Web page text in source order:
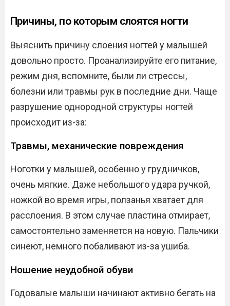
Причины, по которым слоятся ногти
Выяснить причину слоения ногтей у малышей
довольно просто. Проанализируйте его питание,
режим дня, вспомните, были ли стрессы,
болезни или травмы рук в последние дни. Чаще
разрушение однородной структуры ногтей
происходит из-за:
Травмы, механические повреждения
Ноготки у малышей, особенно у грудничков,
очень мягкие. Даже небольшого удара ручкой,
ножкой во время игры, ползанья хватает для
расслоения. В этом случае пластина отмирает,
самостоятельно заменяется на новую. Пальчики
синеют, немного побаливают из-за ушиба.
Ношение неудобной обуви
Годовалые малыши начинают активно бегать на